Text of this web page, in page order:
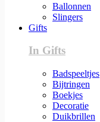
Ballonnen
Slingers
Gifts
In Gifts
Badspeeltjes
Bijtringen
Boekjes
Decoratie
Duikbrillen